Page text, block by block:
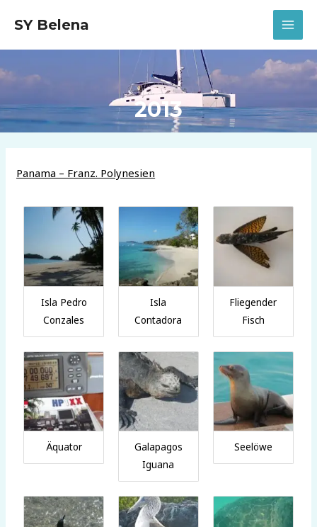
InhaltSY Belena
2013
Panama – Franz. Polynesien
Isla Pedro
Conzales
Isla
Contadora
Fliegender
Fisch
Äquator
Galapagos
Iguana
Seelöwe